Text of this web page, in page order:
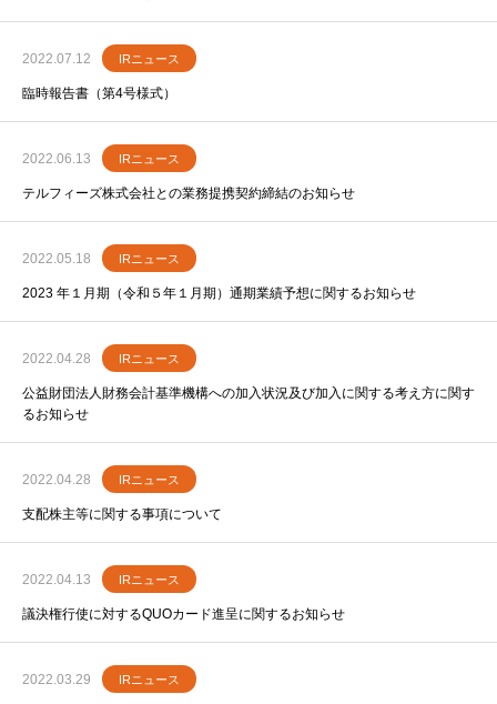
2022.07.12 IRニュース
臨時報告書（第4号様式）
2022.06.13 IRニュース
テルフィーズ株式会社との業務提携契約締結のお知らせ
2022.05.18 IRニュース
2023 年１月期（令和５年１月期）通期業績予想に関するお知らせ
2022.04.28 IRニュース
公益財団法人財務会計基準機構への加入状況及び加入に関する考え方に関す
るお知らせ
2022.04.28 IRニュース
支配株主等に関する事項について
2022.04.13 IRニュース
議決権行使に対するQUOカード進呈に関するお知らせ
2022.03.29 IRニュース